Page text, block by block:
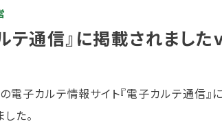
テ通信』に掲載されまし
電子カルテ情報サイト『電子カルテ通信』
た。